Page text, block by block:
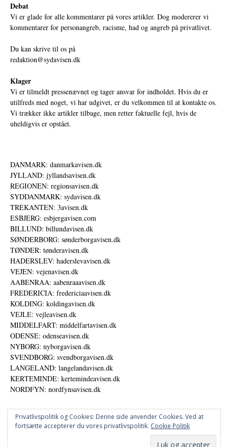
Debat
Vi er glade for alle kommentarer på vores artikler. Dog modererer vi
kommentarer for personangreb, racisme, had og angreb på privatlivet.
Du kan skrive til os på
redaktion@sydavisen.dk
Klager
Vi er tilmeldt pressenævnet og tager ansvar for indholdet. Hvis du er
utilfreds med noget, vi har udgivet, er du velkommen til at kontakte os.
Vi trækker ikke artikler tilbage, men retter faktuelle fejl, hvis de
uheldigvis er opstået.
DANMARK: danmarkavisen.dk
JYLLAND: jyllandsavisen.dk
REGIONEN: regionsavisen.dk
SYDDANMARK: sydavisen.dk
TREKANTEN: 3avisen.dk
ESBJERG: esbjergavisen.com
BILLUND: billundavisen.dk
SØNDERBORG: sønderborgavisen.dk
TØNDER: tønderavisen.dk
HADERSLEV: haderslevavisen.dk
VEJEN: vejenavisen.dk
AABENRAA: aabenraaavisen.dk
FREDERICIA: fredericiaavisen.dk
KOLDING: koldingavisen.dk
VEJLE: vejleavisen.dk
MIDDELFART: middelfartavisen.dk
ODENSE: odenseavisen.dk
NYBORG: nyborgavisen.dk
SVENDBORG: svendborgavisen.dk
LANGELAND: langelandavisen.dk
KERTEMINDE: kertemindeavisen.dk
NORDFYN: nordfynsavisen.dk
Privatlivspolitik og Cookies: Denne side anvender Cookies. Ved at
fortsætte accepterer du vores privatlivspolitik. Cookie Politik